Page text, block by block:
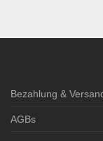
Bezahlung &
AGBs